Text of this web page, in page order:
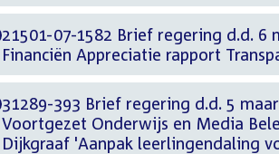
21501-07-1582 Brief regering d.d. 6
Financiën Appreciatie rapport
31289-393 Brief regering d.d. 5
Voortgezet Onderwijs en Media
Dijkgraaf 'Aanpak leerlingendaling